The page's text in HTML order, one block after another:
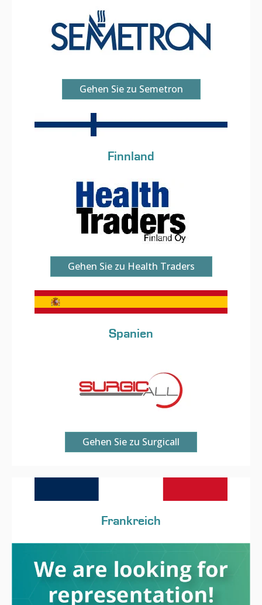
Gehen Sie zu Semetron
Finnland
Gehen Sie zu Health Traders
Spanien
Gehen Sie zu Surgicall
Frankreich